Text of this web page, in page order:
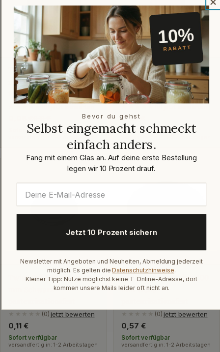
Twist-Off-Verschluss 66
mm Schwarz-Grau PVC-
frei Button
jetzt bewerten
Preis
Sofort verfügbar
versandfertig in: 1-2 Arbeitstagen
Twist-Off-Verschluss 43
mm Gold
pasteurisationsfest
jetzt bewerten
Regulärer
Preis
0,23 €
Sofort verfügbar
Twist-Off-Verschluss 58
(0) jetzt bewerten
Regulärer
Preis
0,11 €
Sofort verfügbar
versandfertig in: 1-2 Arbeitstagen
Twist-Off-Verschluss 100
mm Weiß
(0) jetzt bewerten
Regulärer
Preis
0,57 €
Sofort verfügbar
versandfertig in: 1-2 Arbeitstagen
Bevor du gehst
Selbst eingemacht schmeckt
einfach anders.
Fang mit einem Glas an. Auf deine erste Bestellung
legen wir 10 Prozent drauf.
Jetzt 10 Prozent sichern
Newsletter mit Angeboten und Neuheiten, Abmeldung jederzeit
möglich. Es gelten die Datenschutzhinweise.
Kleiner Tipp: Nutze möglichst keine T-Online-Adresse, dort
kommen unsere Mails leider oft nicht an.